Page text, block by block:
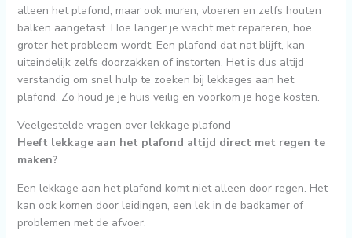
alleen het plafond, maar ook muren, vloeren en zelfs houten
balken aangetast. Hoe langer je wacht met repareren, hoe
groter het probleem wordt. Een plafond dat nat blijft, kan
uiteindelijk zelfs doorzakken of instorten. Het is dus altijd
verstandig om snel hulp te zoeken bij lekkages aan het
plafond. Zo houd je je huis veilig en voorkom je hoge kosten.
Veelgestelde vragen over lekkage plafond
Heeft lekkage aan het plafond altijd direct met regen te
maken?
Een lekkage aan het plafond komt niet alleen door regen. Het
kan ook komen door leidingen, een lek in de badkamer of
problemen met de afvoer.